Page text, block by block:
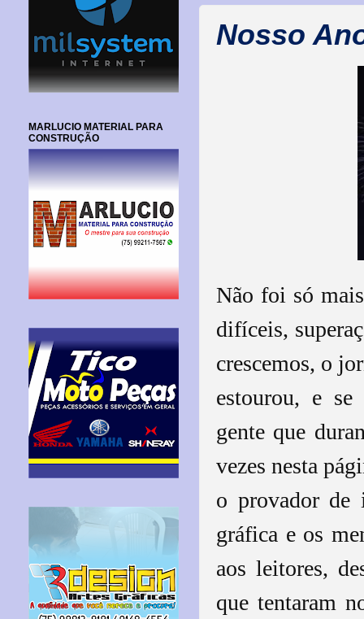
Nosso
Não foi só
difíceis,
crescemos, o
estourou, e
gente que
vezes nesta
o provador de
gráfica e os
aos leitores,
que tentaram
MARLUCIO MATERIAL PARA
CONSTRUÇÃO